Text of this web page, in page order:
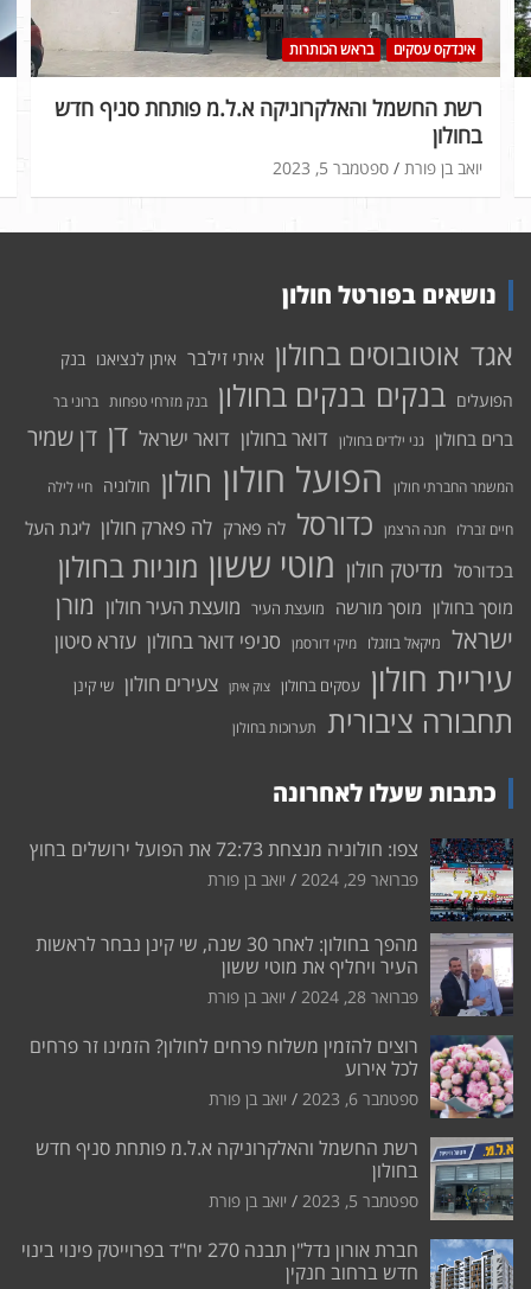
אינדקס עסקים בראש הכותרות
רשת החשמל והאלקרוניקה א.ל.מ פותחת סניף חדש
בחולון
ספטמבר 5, 2023 יואב בן פורת
נושאים בפורטל חולון
אגד אוטובוסים בחולון איתי זילבר איתן לנציאנו בנק
הפועלים בנקים בנקים בחולון בנק מזרחי טפחות ברוני בר
ברים בחולון גני ילדים בחולון דואר בחולון דואר ישראל דן דן שמיר
המשמר החברתי חולון הפועל חולון חולון חולוניה חיי לילה
חיים זברלו חנה הרצמן כדורסל לה פארק לה פארק חולון ליגת העל
בכדורסל מדיטק חולון מוטי ששון מוניות בחולון
מוסך בחולון מוסך מורשה מועצת העיר מועצת העיר חולון מורן
ישראל מיקאל בוזגלו מיקי דורסמן סניפי דואר בחולון עזרא סיטון
עיריית חולון עסקים בחולון צוק איתן צעירים חולון שי קינן
תחבורה ציבורית תערוכות בחולון
כתבות שעלו לאחרונה
צפו: חולוניה מנצחת 72:73 את הפועל ירושלים בחוץ
פברואר 29, 2024 יואב בן פורת
מהפך בחולון: לאחר 30 שנה, שי קינן נבחר לראשות
העיר ויחליף את מוטי ששון
פברואר 28, 2024 יואב בן פורת
רוצים להזמין משלוח פרחים לחולון? הזמינו זר פרחים
לכל אירוע
ספטמבר 6, 2023 יואב בן פורת
רשת החשמל והאלקרוניקה א.ל.מ פותחת סניף חדש
בחולון
ספטמבר 5, 2023 יואב בן פורת
חברת אורון נדל"ן תבנה 270 יח"ד בפרוייטק פינוי בינוי
חדש ברחוב חנקין